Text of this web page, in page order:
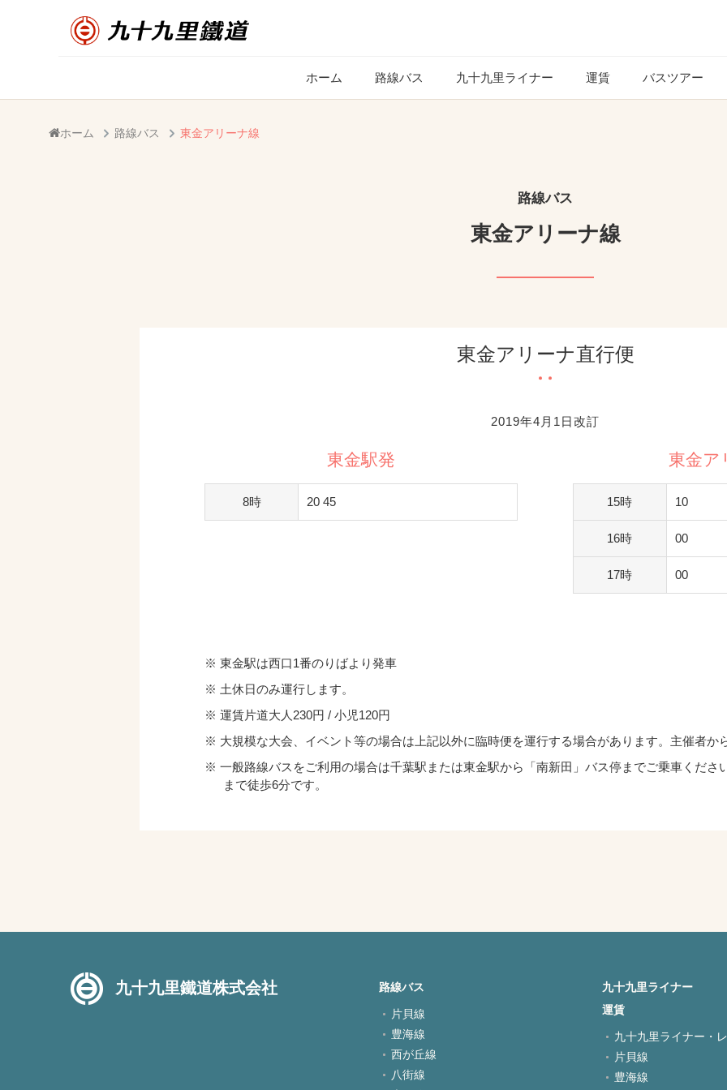
ホーム 路線バス 九十九里ライナー 運賃 バスツアー
ホーム 路線バス 東金アリーナ線
路線バス
東金アリーナ線
東金アリーナ直行便
2019年4月1日改訂
東金駅発
8時 20 45
東金ア
15時 10
16時 00
17時 00
東金駅は西口1番のりばより発車
土休日のみ運行します。
運賃片道大人230円 / 小児120円
大規模な大会、イベント等の場合は上記以外に臨時便を運行する場合があります。主催者か
一般路線バスをご利用の場合は千葉駅または東金駅から「南新田」バス停までご乗車くださ
まで徒歩6分です。
九十九里鐵道株式会社 路線バス
片貝線
豊海線
西が丘線
八街線
九十九里ライナー
運賃
九十九里ライナー・
片貝線
豊海線